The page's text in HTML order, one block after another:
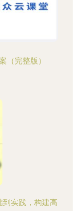
（完整版）
到实践，构建高